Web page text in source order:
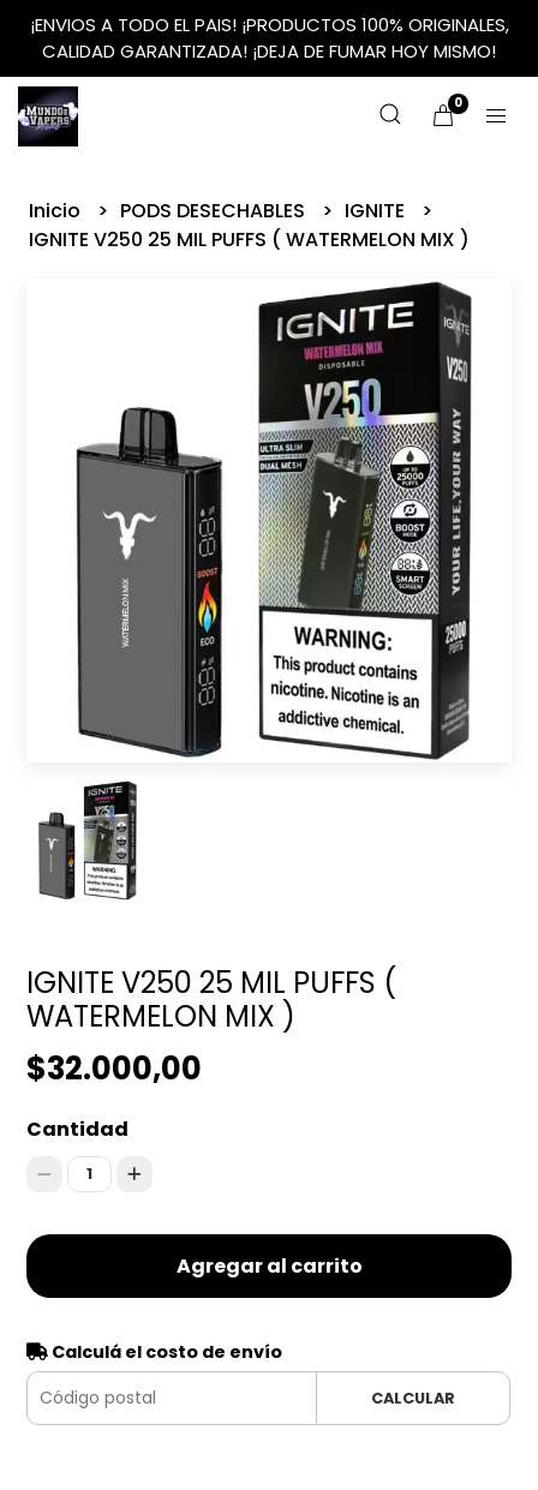
¡ENVIOS A TODO EL PAIS! ¡PRODUCTOS 100% ORIGINALES,
CALIDAD GARANTIZADA! ¡DEJA DE FUMAR HOY MISMO!
0
Inicio PODS DESECHABLES
IGNITE
IGNITE V250 25 MIL PUFFS ( WATERMELON MIX )
IGNITE V250 25 MIL PUFFS (
WATERMELON MIX )
$32.000,00
Cantidad
1
Agregar al carrito
Calculá el costo de envío
CALCULAR